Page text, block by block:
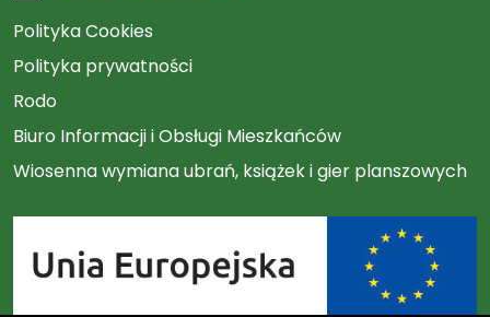
Polityka Cookies
Polityka prywatności
Rodo
Biuro Informacji i Obsługi Mieszkańców
Wiosenna wymiana ubrań, książek i gier planszowych